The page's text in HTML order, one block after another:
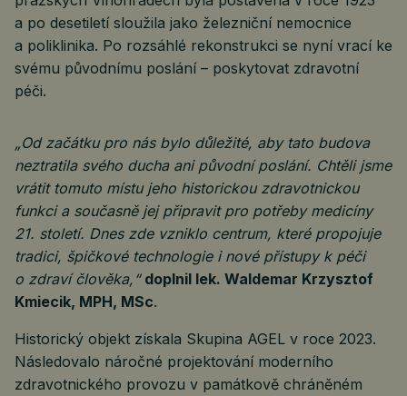
a po desetiletí sloužila jako železniční nemocnice
a poliklinika. Po rozsáhlé rekonstrukci se nyní vrací ke
svému původnímu poslání – poskytovat zdravotní
péči.
„Od začátku pro nás bylo důležité, aby tato budova
neztratila svého ducha ani původní poslání. Chtěli jsme
vrátit tomuto místu jeho historickou zdravotnickou
funkci a současně jej připravit pro potřeby medicíny
21. století. Dnes zde vzniklo centrum, které propojuje
tradici, špičkové technologie i nové přístupy k péči
o zdraví člověka,“ doplnil lek. Waldemar Krzysztof
Kmiecik, MPH, MSc.
Historický objekt získala Skupina AGEL v roce 2023.
Následovalo náročné projektování moderního
zdravotnického provozu v památkově chráněném